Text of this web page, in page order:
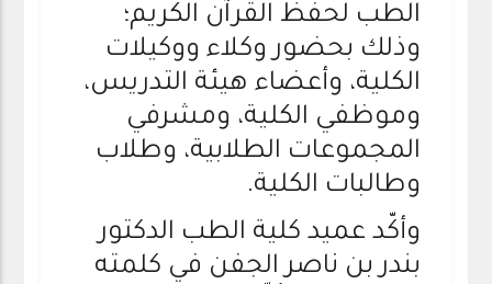
الطب لحفظ القرآن الكريم؛
وذلك بحضور وكلاء ووكيلات
الكلية، وأعضاء هيئة التدريس،
وموظفي الكلية، ومشرفي
المجموعات الطلابية، وطلاب
وطالبات الكلية.
وأكّد عميد كلية الطب الدكتور
بندر بن ناصر الجفن في كلمته